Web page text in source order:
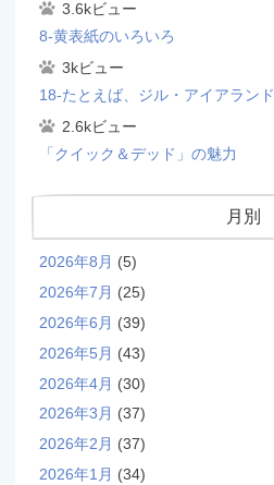
3.6kビュー
8-黄表紙のいろいろ
3kビュー
18-たとえば、ジル・アイアランド
2.6kビュー
「クイック＆デッド」の魅力
月別
2026年8月 (5)
2026年7月 (25)
2026年6月 (39)
2026年5月 (43)
2026年4月 (30)
2026年3月 (37)
2026年2月 (37)
2026年1月 (34)